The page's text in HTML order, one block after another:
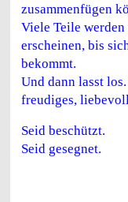
zusammenfügen
Viele Teile
erscheinen, bis
bekommt.
Und dann lasst
freudiges,
Seid beschützt.
Seid gesegnet.